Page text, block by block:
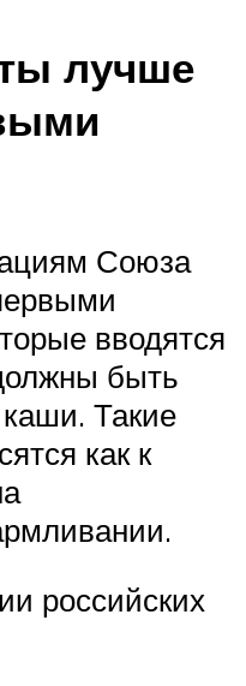
лучше
Союза
вводятся
быть
Такие
как к
российских